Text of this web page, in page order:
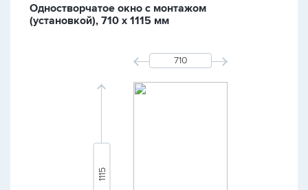
Одностворчатое окно с монтажом
(установкой), 710 х 1115 мм